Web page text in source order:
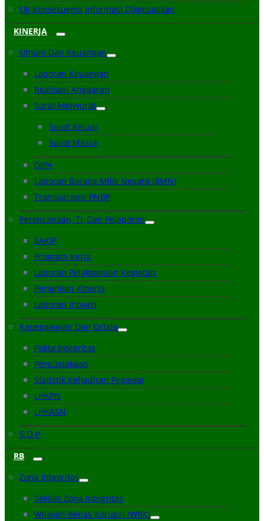
Uji Konsekuensi Informasi Dikecualikan
KINERJA
Umum Dan Keuangan
Laporan Keuangan
Realisasi Anggaran
Surat Menyurat
Surat Keluar
Surat Masuk
DIPA
Laporan Barang Milik Negara (BMN)
Transparansi PNBP
Perencanaan, TI, Dan Pelaporan
SAKIP
Program Kerja
Laporan Pelaksanaan Kegiatan
Perjanjian Kinerja
Laporan Inovasi
Kepegawaian Dan Ortala
Pakta Integritas
Perpustakaan
Statistik Kehadiran Pegawai
LHKPN
LHKASN
S.O.P
RB
Zona Integritas
Sekilas Zona Integritas
Wilayah Bebas Korupsi (WBK)